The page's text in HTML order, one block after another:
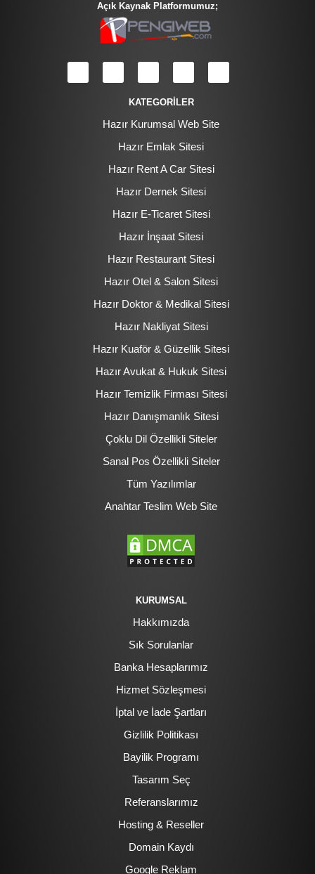
Açık Kaynak Platformumuz;
KATEGORİLER
Hazır Kurumsal Web Site
Hazır Emlak Sitesi
Hazır Rent A Car Sitesi
Hazır Dernek Sitesi
Hazır E-Ticaret Sitesi
Hazır İnşaat Sitesi
Hazır Restaurant Sitesi
Hazır Otel & Salon Sitesi
Hazır Doktor & Medikal Sitesi
Hazır Nakliyat Sitesi
Hazır Kuaför & Güzellik Sitesi
Hazır Avukat & Hukuk Sitesi
Hazır Temizlik Firması Sitesi
Hazır Danışmanlık Sitesi
Çoklu Dil Özellikli Siteler
Sanal Pos Özellikli Siteler
Tüm Yazılımlar
Anahtar Teslim Web Site
KURUMSAL
Hakkımızda
Sık Sorulanlar
Banka Hesaplarımız
Hizmet Sözleşmesi
İptal ve İade Şartları
Gizlilik Politikası
Bayilik Programı
Tasarım Seç
Referanslarımız
Hosting & Reseller
Domain Kaydı
Google Reklam